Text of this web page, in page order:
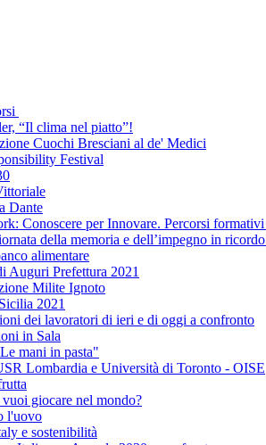
“Il clima nel piatto”!
Cuochi Bresciani al de' Medici
Festival
Dante
Conoscere per Innovare. Percorsi
della memoria e dell’impegno in
alimentare
Auguri Prefettura 2021
Milite Ignoto
2021
dei lavoratori di ieri e di oggi a confronto
in Sala
mani in pasta"
Lombardia e Università di Toronto - OISE
giocare nel mondo?
l'uovo
e sostenibilità